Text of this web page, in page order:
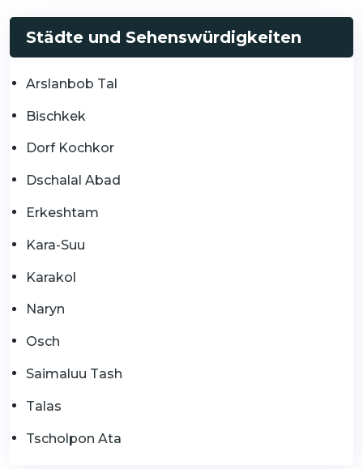
Städte und Sehenswürdigkeiten
Arslanbob Tal
Bischkek
Dorf Kochkor
Dschalal Abad
Erkeshtam
Kara-Suu
Karakol
Naryn
Osch
Saimaluu Tash
Talas
Tscholpon Ata